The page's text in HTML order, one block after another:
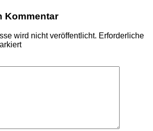
Kommentar
wird nicht veröffentlicht. Erforderliche